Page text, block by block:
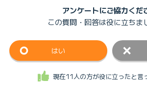
アンケートにご協力くだ
この質問・回答は役に立ちま
はい
現在11人の方が役に立ったと言